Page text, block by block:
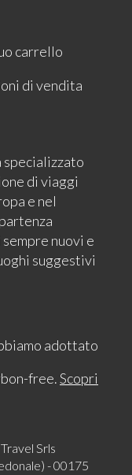
carrello
di vendita
specializzato
di viaggi
e nel
nuovi e
suggestivi
adottato
free.Scopri
Srls
- 00175